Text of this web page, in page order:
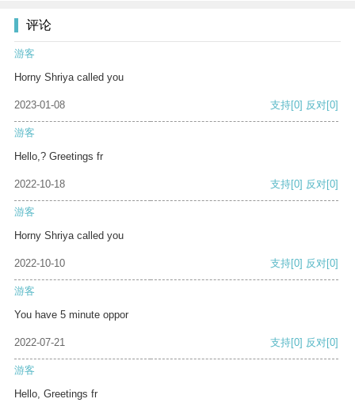
评论
游客
Horny Shriya called you
2023-01-08 支持[0] 反对[0]
游客
Hello,? Greetings fr
2022-10-18 支持[0] 反对[0]
游客
Horny Shriya called you
2022-10-10 支持[0] 反对[0]
游客
You have 5 minute oppor
2022-07-21 支持[0] 反对[0]
游客
Hello, Greetings fr